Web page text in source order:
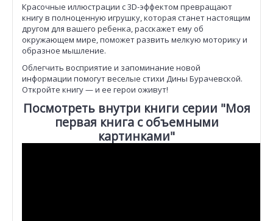
Красочные иллюстрации с 3D-эффектом превращают
книгу в полноценную игрушку, которая станет настоящим
другом для вашего ребенка, расскажет ему об
окружающем мире, поможет развить мелкую моторику и
образное мышление.
Облегчить восприятие и запоминание новой
информации помогут веселые стихи Дины Бурачевской.
Откройте книгу — и ее герои оживут!
Посмотреть внутри книги серии "Моя
первая книга с объемными
картинками"